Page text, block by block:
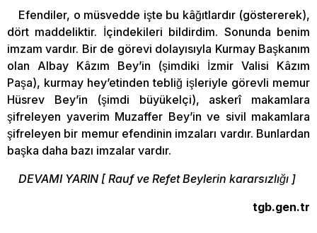
Efendiler, o müsvedde işte bu kâğıtlardır (göstererek),
dört maddeliktir. İçindekileri bildirdim. Sonunda benim
imzam vardır. Bir de görevi dolayısıyla Kurmay Başkanım
olan Albay Kâzım Bey’in (şimdiki İzmir Valisi Kâzım
Paşa), kurmay hey’etinden tebliğ işleriyle görevli memur
Hüsrev Bey’in (şimdi büyükelçi), askerî makamlara
şifreleyen yaverim Muzaffer Bey’in ve sivil makamlara
şifreleyen bir memur efendinin imzaları vardır. Bunlardan
başka daha bazı imzalar vardır.
DEVAMI YARIN [ Rauf ve Refet Beylerin kararsızlığı ]
tgb.gen.tr